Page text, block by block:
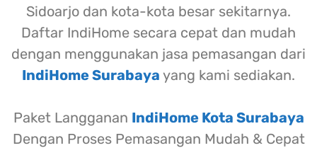
Sidoarjo dan kota-kota besar sekitarnya.
Daftar IndiHome secara cepat dan mudah
dengan menggunakan jasa pemasangan dari
IndiHome Surabaya yang kami sediakan.
Paket Langganan IndiHome Kota Surabaya
Dengan Proses Pemasangan Mudah & Cepat